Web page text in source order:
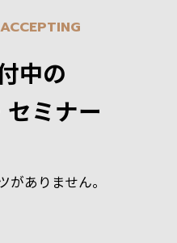
中の
ミナー
ありません。